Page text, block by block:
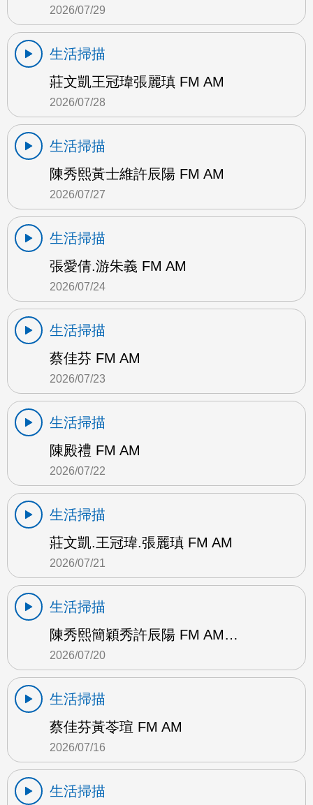
2026/07/29
生活掃描
莊文凱王冠瑋張麗瑱 FM AM
2026/07/28
生活掃描
陳秀熙黃士維許辰陽 FM AM
2026/07/27
生活掃描
張愛倩.游朱義 FM AM
2026/07/24
生活掃描
蔡佳芬 FM AM
2026/07/23
生活掃描
陳殿禮 FM AM
2026/07/22
生活掃描
莊文凱.王冠瑋.張麗瑱 FM AM
2026/07/21
生活掃描
陳秀熙簡穎秀許辰陽 FM AM…
2026/07/20
生活掃描
蔡佳芬黃苓瑄 FM AM
2026/07/16
生活掃描